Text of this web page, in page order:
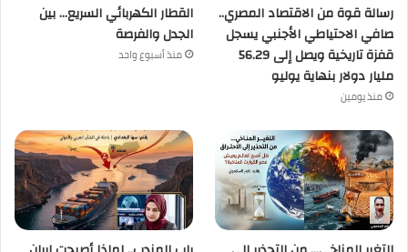
رسالة قوة من الاقتصاد المصري..
صافي الاحتياطي الأجنبي يسجل
قفزة تاريخية ويصل إلى 56.29
مليار دولار بنهاية يوليو
منذ يومين
القطار الكهربائي السريع… بين
الجدل والفرصة
منذ أسبوع واحد